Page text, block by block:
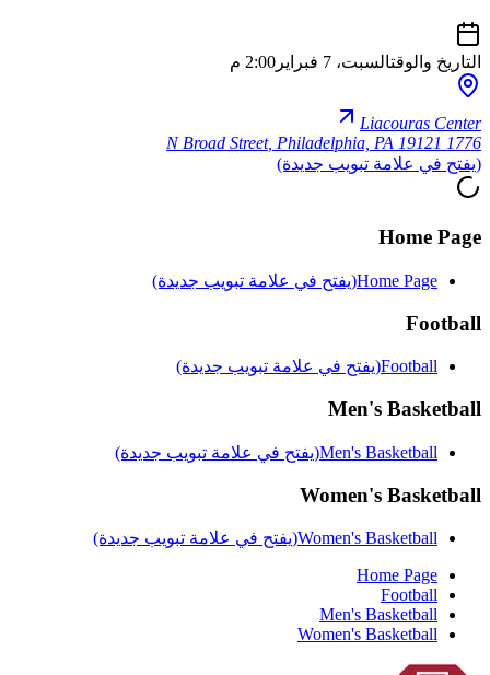
التاريخ والوقتالسبت، 7 فبراير 2:00 م
Liacouras Center
1776 N Broad Street
,Philadelphia, PA 19121
(يفتح في علامة تبويب جديدة)
Home Page
Home Page(يفتح في علامة تبويب جديدة)
Football
Football(يفتح في علامة تبويب جديدة)
Men's Basketball
Men's Basketball(يفتح في علامة تبويب جديدة)
Women's Basketball
Women's Basketball(يفتح في علامة تبويب جديدة)
Home Page
Football
Men's Basketball
Women's Basketball